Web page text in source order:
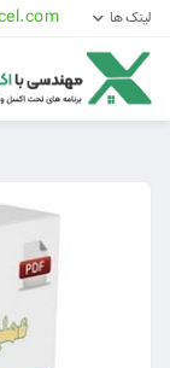
لینک ها